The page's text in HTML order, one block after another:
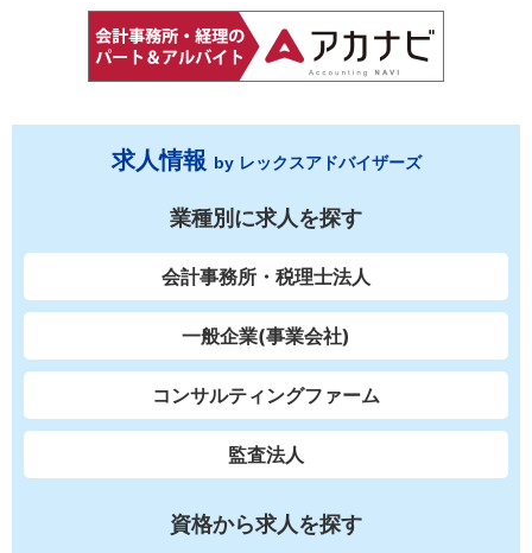
求人情報 by レックスアドバイザーズ
業種別に求人を探す
会計事務所・税理士法人
一般企業(事業会社)
コンサルティングファーム
監査法人
資格から求人を探す